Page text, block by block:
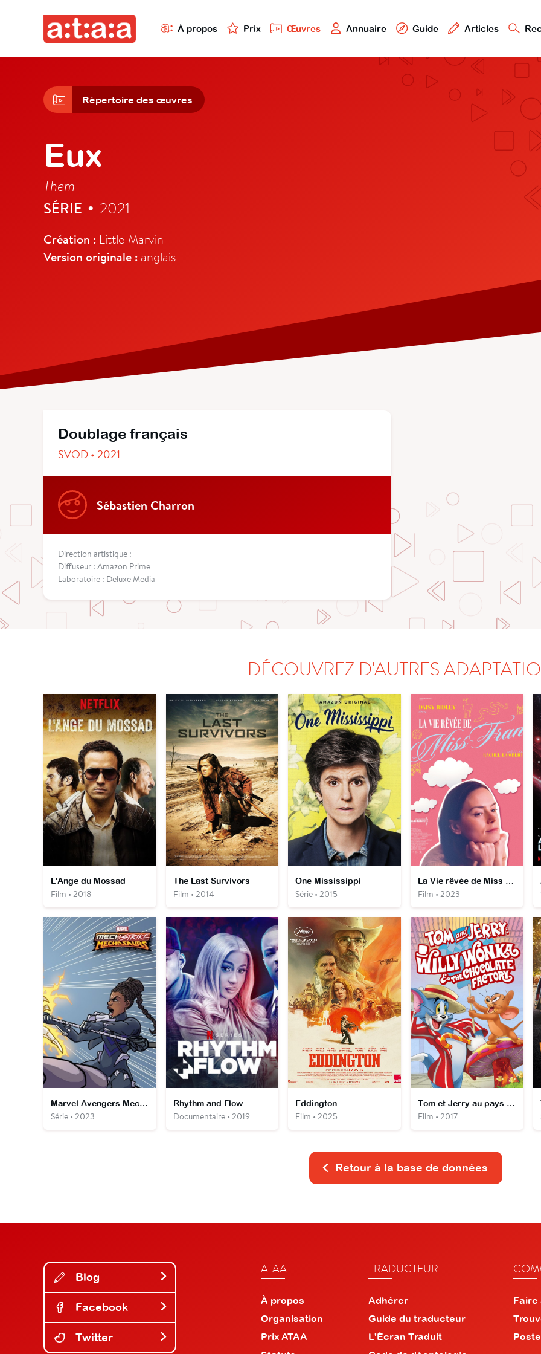
À propos Prix Œuvres Annuaire Guide Articles
Répertoire des œuvres
Eux
Them
SÉRIE • 2021
Création : Little Marvin
Version originale : anglais
Doublage français
SVOD • 2021
Sébastien Charron
Direction artistique :
Diffuseur : Amazon Prime
Laboratoire : Deluxe Media
DÉCOUVREZ D'AUTRES
L'Ange du Mossad
Film • 2018
The Last Survivors
Film • 2014
One Mississippi
Série • 2015
La Vie rêvée de Miss Fran
Film • 2023
Marvel Avengers Mech Strike : L'histoire des Mechasaurs
Série • 2023
Rhythm and Flow
Documentaire • 2019
Eddington
Film • 2025
Tom et Jerry au pays de Charlie et la chocolaterie
Film • 2017
Retour à la base de données
Blog
Facebook
Twitter
ATAA
À propos
Organisation
Prix ATAA
TRADUCTEUR
Adhérer
Guide du traducteur
L'Écran Traduit